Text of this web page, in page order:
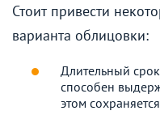
Стоит привести
варианта облицовки:
Длительный
способен
этом